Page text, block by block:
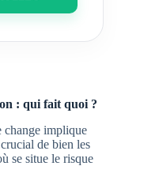
: qui fait quoi ?
change implique
de bien les
se situe le risque